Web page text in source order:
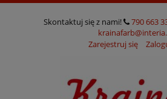
Skontaktuj się z nami! 790 663
Zarejestruj się